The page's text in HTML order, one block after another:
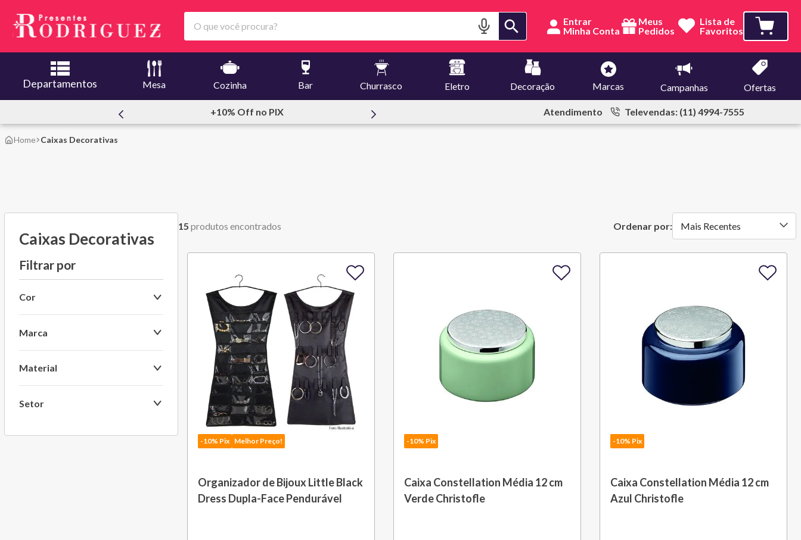
O que você procura? Entrar
Meus
Pedidos
Lista de
Favoritos
Departamentos Mesa Cozinha Bar Churrasco Eletro Decoração Marcas Campanhas Ofertas
Loja Física | 1.000 m2 Atendimento Televendas: (11) 4994-7555
Caixas Decorativas
Caixas Decorativas
Cor
Prateado
Marca
Vista Alegre Atlantis
Material
Prata
Setor
15 produtos Mais Recentes
-10% Pix Melhor Preço!
Organizador de Bijoux Little Black
Dress Dupla-Face Pendurável
-10% Pix
Caixa Constellation Média 12 cm
Verde Christofle
-10% Pix
Caixa Constellation Média 12 cm
Azul Christofle